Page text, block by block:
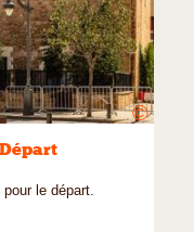
©
pour le départ.